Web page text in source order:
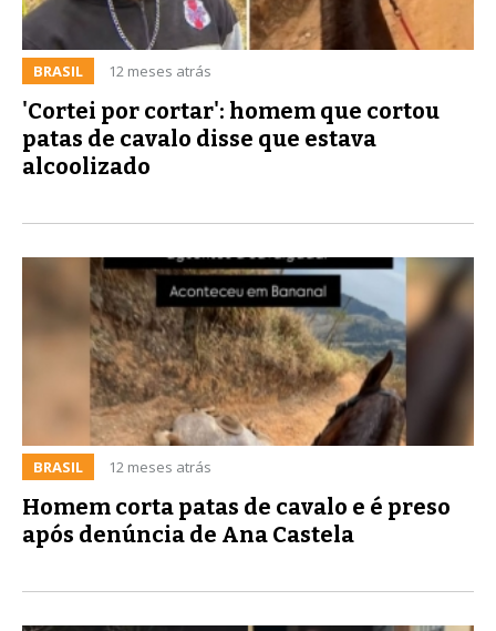
BRASIL 12 meses atrás
'Cortei por cortar': homem que cortou
patas de cavalo disse que estava
alcoolizado
BRASIL 12 meses atrás
Homem corta patas de cavalo e é preso
após denúncia de Ana Castela